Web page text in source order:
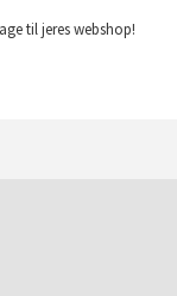
til jeres webshop!